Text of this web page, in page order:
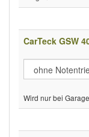
CarTeck GSW
Wird nur bei